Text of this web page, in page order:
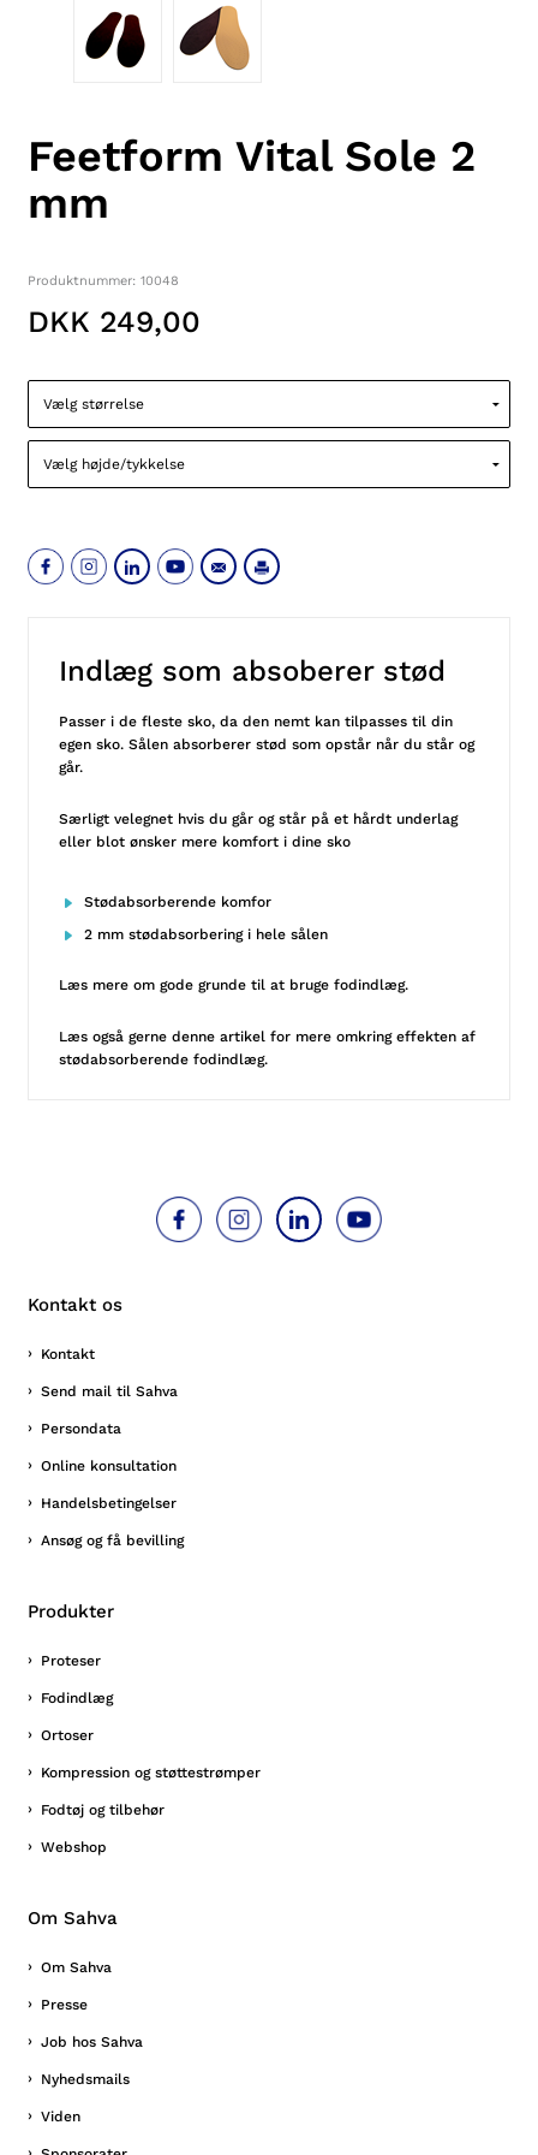
Feetform Vital Sole 2
mm
Produktnummer: 10048
DKK 249,00
Indlæg som absoberer stød
Passer i de fleste sko, da den nemt kan tilpasses til din
egen sko. Sålen absorberer stød som opstår når du står og
går.
Særligt velegnet hvis du går og står på et hårdt underlag
eller blot ønsker mere komfort i dine sko
Stødabsorberende komfor
2 mm stødabsorbering i hele sålen
Læs mere omgode grunde til at bruge fodindlæg.
Læs også gerne denneartikel for mere omkring effekten af
stødabsorberende fodindlæg.
Kontakt os
Kontakt
Send mail til Sahva
Persondata
Online konsultation
Handelsbetingelser
Ansøg og få bevilling
Produkter
Proteser
Fodindlæg
Ortoser
Kompression og støttestrømper
Fodtøj og tilbehør
Webshop
Om Sahva
Om Sahva
Presse
Job hos Sahva
Nyhedsmails
Viden